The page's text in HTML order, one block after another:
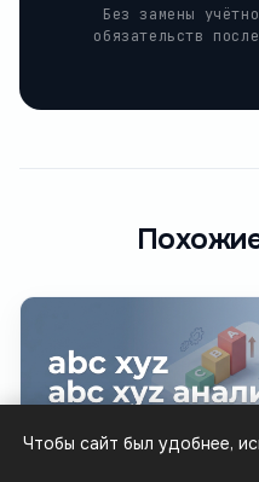
Без замены
обязательств
Чтобы сайт был удобнее,